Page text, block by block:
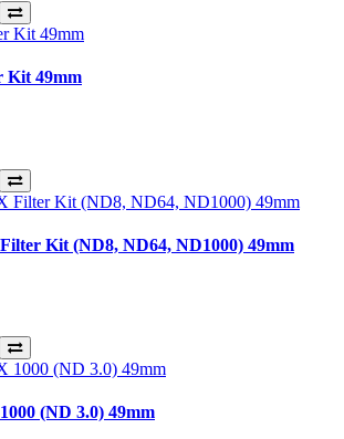
Kit 49mm
Kit (ND8, ND64, ND1000) 49mm
(ND 3.0) 49mm